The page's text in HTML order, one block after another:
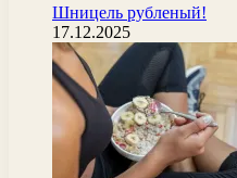
Шницель рубленый!
17.12.2025